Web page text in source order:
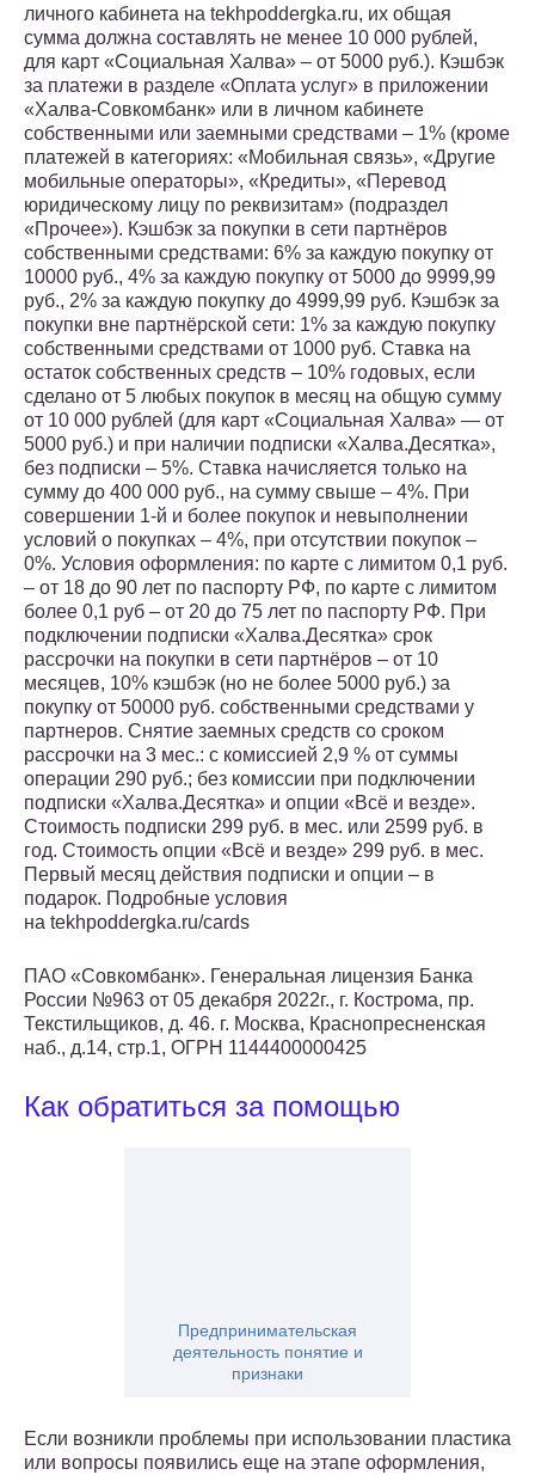
личного кабинета на tekhpoddergka.ru, их общая
сумма должна составлять не менее 10 000 рублей,
для карт «Социальная Халва» – от 5000 руб.). Кэшбэк
за платежи в разделе «Оплата услуг» в приложении
«Халва-Совкомбанк» или в личном кабинете
собственными или заемными средствами – 1% (кроме
платежей в категориях: «Мобильная связь», «Другие
мобильные операторы», «Кредиты», «Перевод
юридическому лицу по реквизитам» (подраздел
«Прочее»). Кэшбэк за покупки в сети партнёров
собственными средствами: 6% за каждую покупку от
10000 руб., 4% за каждую покупку от 5000 до 9999,99
руб., 2% за каждую покупку до 4999,99 руб. Кэшбэк за
покупки вне партнёрской сети: 1% за каждую покупку
собственными средствами от 1000 руб. Ставка на
остаток собственных средств – 10% годовых, если
сделано от 5 любых покупок в месяц на общую сумму
от 10 000 рублей (для карт «Социальная Халва» — от
5000 руб.) и при наличии подписки «Халва.Десятка»,
без подписки – 5%. Ставка начисляется только на
сумму до 400 000 руб., на сумму свыше – 4%. При
совершении 1-й и более покупок и невыполнении
условий о покупках – 4%, при отсутствии покупок –
0%. Условия оформления: по карте с лимитом 0,1 руб.
– от 18 до 90 лет по паспорту РФ, по карте с лимитом
более 0,1 руб – от 20 до 75 лет по паспорту РФ. При
подключении подписки «Халва.Десятка» срок
рассрочки на покупки в сети партнёров – от 10
месяцев, 10% кэшбэк (но не более 5000 руб.) за
покупку от 50000 руб. собственными средствами у
партнеров. Снятие заемных средств со сроком
рассрочки на 3 мес.: с комиссией 2,9 % от суммы
операции 290 руб.; без комиссии при подключении
подписки «Халва.Десятка» и опции «Всё и везде».
Стоимость подписки 299 руб. в мес. или 2599 руб. в
год. Стоимость опции «Всё и везде» 299 руб. в мес.
Первый месяц действия подписки и опции – в
подарок. Подробные условия
на tekhpoddergka.ru/cards
ПАО «Совкомбанк». Генеральная лицензия Банка
России №963 от 05 декабря 2022г., г. Кострома, пр.
Текстильщиков, д. 46. г. Москва, Краснопресненская
наб., д.14, стр.1, ОГРН 1144400000425
Как обратиться за помощью
Предпринимательская
деятельность понятие и
признаки
Если возникли проблемы при использовании пластика
или вопросы появились еще на этапе оформления,